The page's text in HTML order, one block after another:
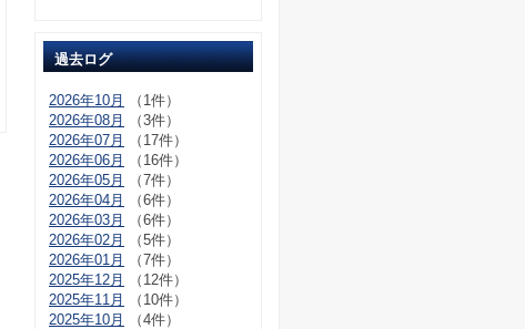
過去ログ
2026年10月
（1件）
2026年08月
（3件）
2026年07月
（17件）
2026年06月
（16件）
2026年05月
（7件）
2026年04月
（6件）
2026年03月
（6件）
2026年02月
（5件）
2026年01月
（7件）
2025年12月
（12件）
2025年11月
（10件）
2025年10月
（4件）